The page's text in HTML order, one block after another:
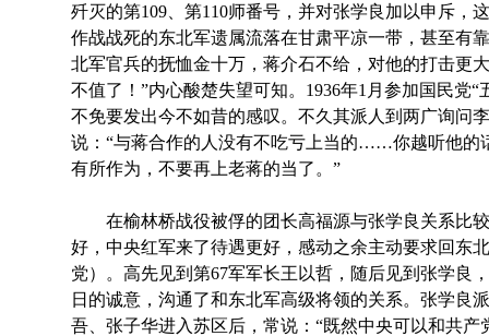
歼灭的第109、第110师番号，并对张学良加以申斥，
作战战死的东北军遗属流落在甘肃平凉一带，甚至有
北军官兵的抚恤金十万，蒋介石不给，对他的打击更
不值了！”内心酸楚失望可知。1936年1月参加国民党“
不免要发出今不如昔的感叹。不久其派人到两广询问
说：“与蒋合作的人没有不吃亏上当的……你越听他的
有所作为，不要再上老蒋的当了。”
在榆林桥战役被俘的团长高福源与张学良关系比较
好，中央红军来了待遇更好，感动之余主动要求回东
党）。高先见到第67军军长王以哲，随后见到张学良
日的诚意，沟通了和东北军高级将领的关系。张学良
吾、张子华进入苏区后，常说：“既然中央可以和共产